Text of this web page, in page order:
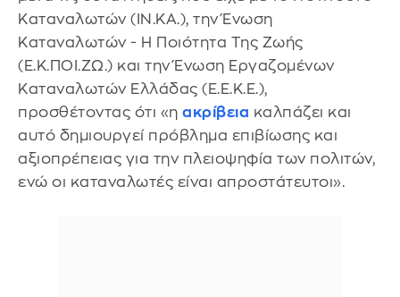
Καταναλωτών (ΙΝ.ΚΑ.), την Ένωση
Καταναλωτών - Η Ποιότητα Της Ζωής
(Ε.Κ.ΠΟΙ.ΖΩ.) και την Ένωση Εργαζομένων
Καταναλωτών Ελλάδας (Ε.Ε.Κ.Ε.),
προσθέτοντας ότι «η ακρίβεια καλπάζει και
αυτό δημιουργεί πρόβλημα επιβίωσης και
αξιοπρέπειας για την πλειοψηφία των πολιτών,
ενώ οι καταναλωτές είναι απροστάτευτοι».